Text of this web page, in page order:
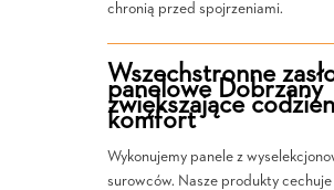
chronią przed spojrzeniami.
Wszechstronne
panelowe Dobrzany
zwiększające
komfort
Wykonujemy panele z
surowców. Nasze produkty cechuje